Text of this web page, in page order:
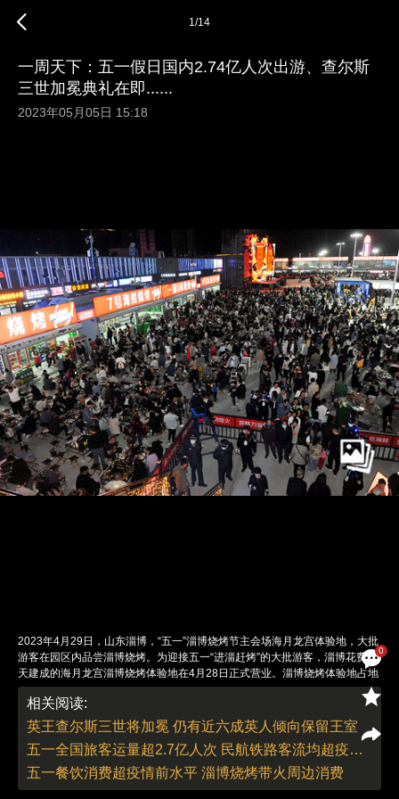
0
1/14
一周天下：五一假日国内2.74亿人次出游、查尔斯
三世加冕典礼在即......
2023年05月05日 15:18
2023年4月29日，山东淄博，“五一”淄博烧烤节主会场海月龙宫体验地，大批
游客在园区内品尝淄博烧烤。为迎接五一“进淄赶烤”的大批游客，淄博花费20
天建成的海月龙宫淄博烧烤体验地在4月28日正式营业。淄博烧烤体验地占地
100多亩，可容纳近万人。图：视觉中国
责任编辑：曹艳 | 版面编辑：曹艳
相关阅读:
英王查尔斯三世将加冕 仍有近六成英人倾向保留王室
五一全国旅客运量超2.7亿人次 民航铁路客流均超疫情前
五一餐饮消费超疫情前水平 淄博烧烤带火周边消费